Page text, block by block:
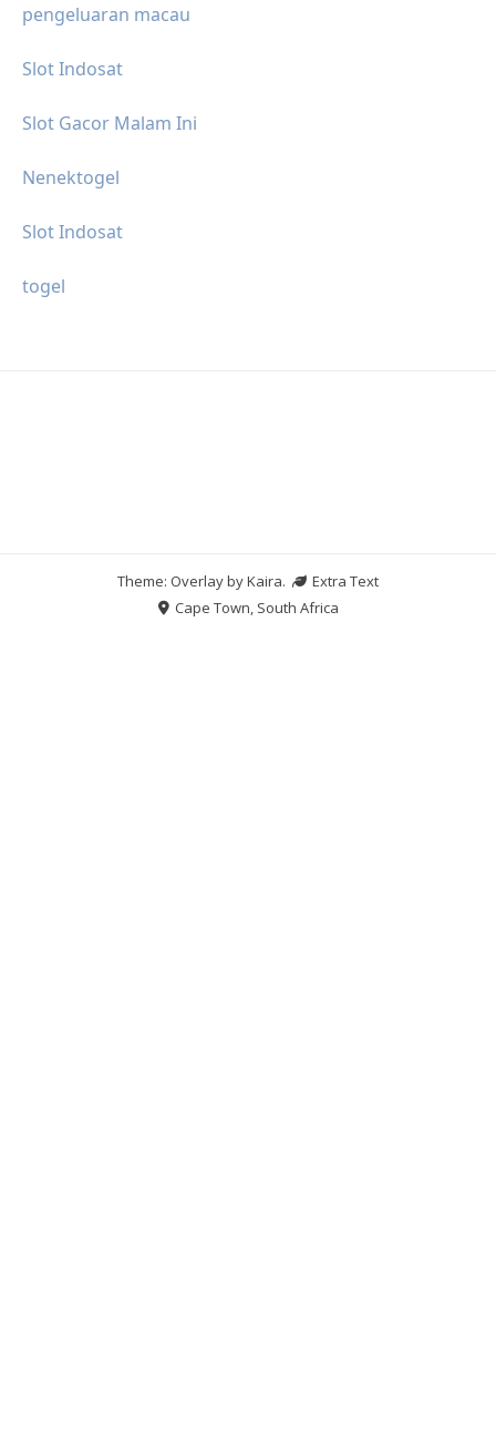
pengeluaran macau
Slot Indosat
Slot Gacor Malam Ini
Nenektogel
Slot Indosat
togel
Theme: Overlay byKaira.
Extra Text
Cape Town, South Africa